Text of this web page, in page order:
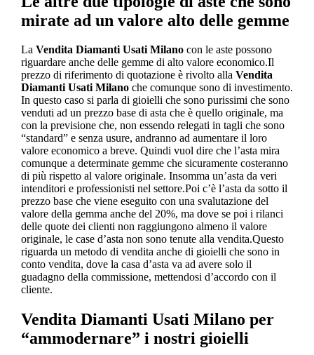
mirate ad un valore alto delle gemme
La Vendita Diamanti Usati Milanocon le aste possono
riguardare anche delle gemme di alto valore economico.Il
prezzo di riferimento di quotazione è rivolto alla Vendita
Diamanti Usati Milanoche comunque sono di investimento.
In questo caso si parla di gioielli che sono purissimi che sono
venduti ad un prezzo base di asta che è quello originale, ma
con la previsione che, non essendo relegati in tagli che sono
“standard” e senza usure, andranno ad aumentare il loro
valore economico a breve. Quindi vuol dire che l’asta mira
comunque a determinate gemme che sicuramente costeranno
di più rispetto al valore originale. Insomma un’asta da veri
intenditori e professionisti nel settore.Poi c’è l’asta da sotto il
prezzo base che viene eseguito con una svalutazione del
valore della gemma anche del 20%, ma dove se poi i rilanci
delle quote dei clienti non raggiungono almeno il valore
originale, le case d’asta non sono tenute alla vendita.Questo
riguarda un metodo di vendita anche di gioielli che sono in
conto vendita, dove la casa d’asta va ad avere solo il
guadagno della commissione, mettendosi d’accordo con il
cliente.
Vendita Diamanti Usati Milano per
“ammodernare” i nostri gioielli